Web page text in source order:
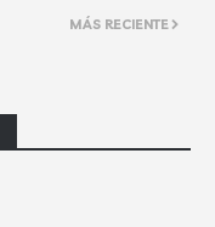
MÁS RECIENTE